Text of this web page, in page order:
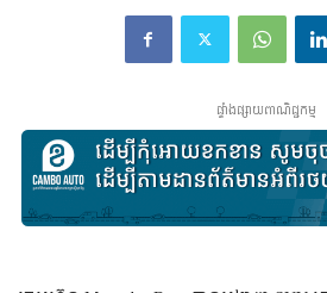
ផ្ទាំងផ្សាយពាណិជ្ជកម្ម